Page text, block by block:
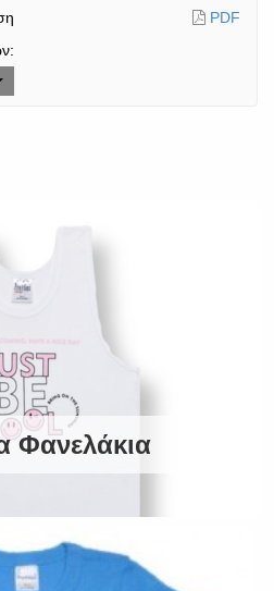
Φανελάκια
PDF